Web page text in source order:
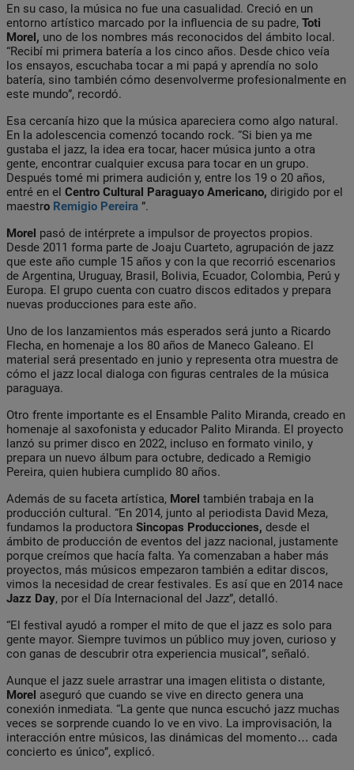
En su caso, la música no fue una casualidad. Creció en un
entorno artístico marcado por la influencia de su padre, Toti
Morel, uno de los nombres más reconocidos del ámbito local.
“Recibí mi primera batería a los cinco años. Desde chico veía
los ensayos, escuchaba tocar a mi papá y aprendía no solo
batería, sino también cómo desenvolverme profesionalmente en
este mundo”, recordó.
Esa cercanía hizo que la música apareciera como algo natural.
En la adolescencia comenzó tocando rock. “Si bien ya me
gustaba el jazz, la idea era tocar, hacer música junto a otra
gente, encontrar cualquier excusa para tocar en un grupo.
Después tomé mi primera audición y, entre los 19 o 20 años,
entré en el Centro Cultural Paraguayo Americano, dirigido por el
maestro Remigio Pereira ”.
Morel pasó de intérprete a impulsor de proyectos propios.
Desde 2011 forma parte de Joaju Cuarteto, agrupación de jazz
que este año cumple 15 años y con la que recorrió escenarios
de Argentina, Uruguay, Brasil, Bolivia, Ecuador, Colombia, Perú y
Europa. El grupo cuenta con cuatro discos editados y prepara
nuevas producciones para este año.
Uno de los lanzamientos más esperados será junto a Ricardo
Flecha, en homenaje a los 80 años de Maneco Galeano. El
material será presentado en junio y representa otra muestra de
cómo el jazz local dialoga con figuras centrales de la música
paraguaya.
Otro frente importante es el Ensamble Palito Miranda, creado en
homenaje al saxofonista y educador Palito Miranda. El proyecto
lanzó su primer disco en 2022, incluso en formato vinilo, y
prepara un nuevo álbum para octubre, dedicado a Remigio
Pereira, quien hubiera cumplido 80 años.
Además de su faceta artística, Morel también trabaja en la
producción cultural. “En 2014, junto al periodista David Meza,
fundamos la productora Sincopas Producciones, desde el
ámbito de producción de eventos del jazz nacional, justamente
porque creímos que hacía falta. Ya comenzaban a haber más
proyectos, más músicos empezaron también a editar discos,
vimos la necesidad de crear festivales. Es así que en 2014 nace
Jazz Day, por el Día Internacional del Jazz”, detalló.
“El festival ayudó a romper el mito de que el jazz es solo para
gente mayor. Siempre tuvimos un público muy joven, curioso y
con ganas de descubrir otra experiencia musical”, señaló.
Aunque el jazz suele arrastrar una imagen elitista o distante,
Morel aseguró que cuando se vive en directo genera una
conexión inmediata. “La gente que nunca escuchó jazz muchas
veces se sorprende cuando lo ve en vivo. La improvisación, la
interacción entre músicos, las dinámicas del momento… cada
concierto es único”, explicó.